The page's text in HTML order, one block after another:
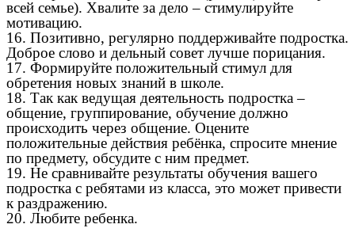
всей семье). Хвалите за дело – стимулируйте
мотивацию.
16. Позитивно, регулярно поддерживайте подростка.
Доброе слово и дельный совет лучше порицания.
17. Формируйте положительный стимул для
обретения новых знаний в школе.
18. Так как ведущая деятельность подростка –
общение, группирование, обучение должно
происходить через общение. Оцените
положительные действия ребёнка, спросите мнение
по предмету, обсудите с ним предмет.
19. Не сравнивайте результаты обучения вашего
подростка с ребятами из класса, это может привести
к раздражению.
20. Любите ребенка.